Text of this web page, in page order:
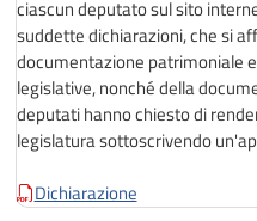
ciascun deputato sul sito
suddette dichiarazioni, che si
documentazione patrimoniale
legislative, nonché della
deputati hanno chiesto di
legislatura sottoscrivendo
Dichiarazione